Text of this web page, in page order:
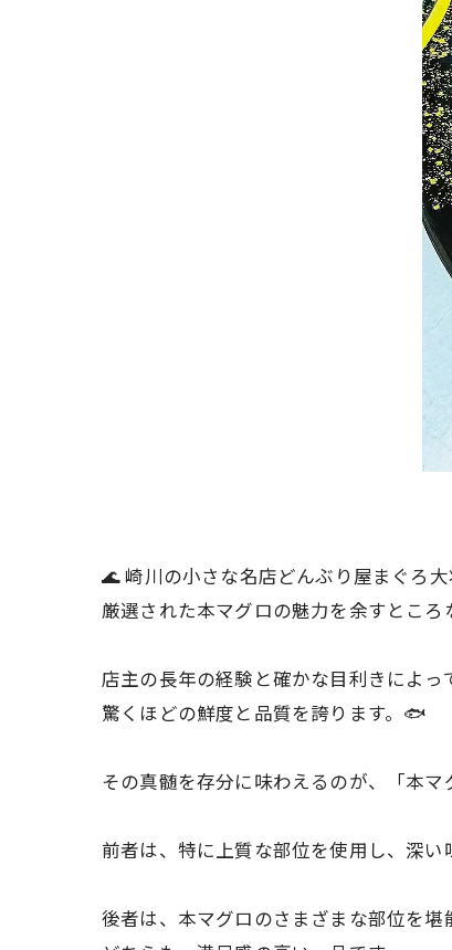
🌊 崎川の小さな名店どんぶり屋まぐろ
厳選された本マグロの魅力を余すとこ
店主の長年の経験と確かな目利きによっ
驚くほどの鮮度と品質を誇ります。🐟
その真髄を存分に味わえるのが、「本
前者は、特に上質な部位を使用し、深い
後者は、本マグロのさまざまな部位を堪